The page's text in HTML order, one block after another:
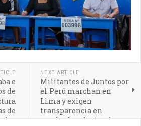
e
de
de
NEXT ARTICLE
Militantes de Juntos por
el Perú marchan en
Lima y exigen
transparencia en
resultados electorales.